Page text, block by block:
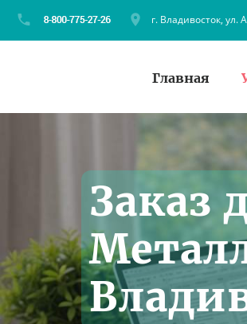
г. Владивосток, ул.
Главная
Заказ